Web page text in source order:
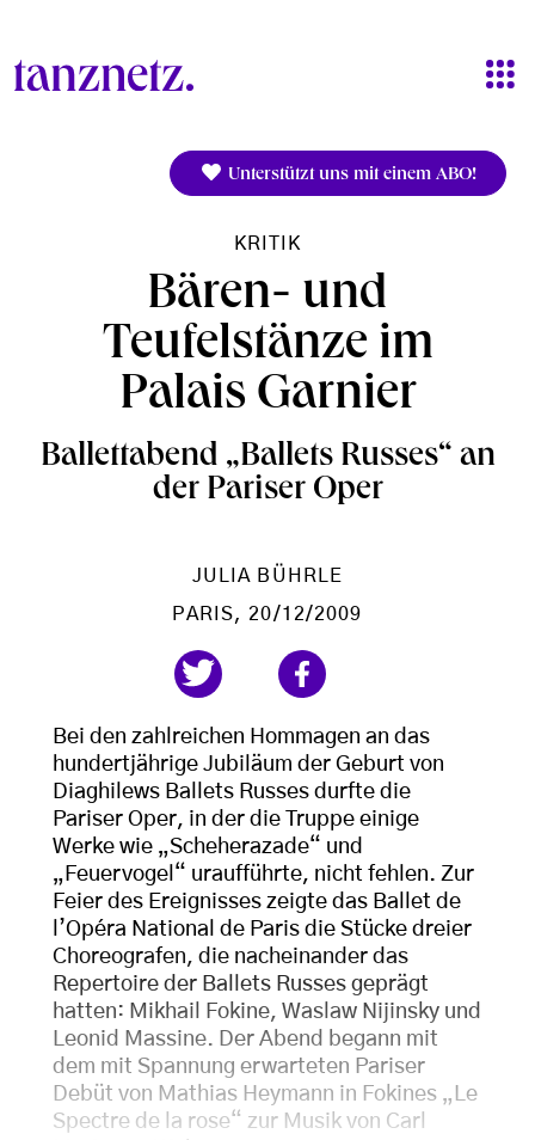
Unterstützt uns mit einem ABO!
KRITIK
Bären- und
Teufelstänze im
Palais Garnier
Ballettabend „Ballets Russes“ an
der Pariser Oper
JULIA BÜHRLE
PARIS, 20/12/2009
Bei den zahlreichen Hommagen an das
hundertjährige Jubiläum der Geburt von
Diaghilews Ballets Russes durfte die
Pariser Oper, in der die Truppe einige
Werke wie „Scheherazade“ und
„Feuervogel“ uraufführte, nicht fehlen. Zur
Feier des Ereignisses zeigte das Ballet de
l’Opéra National de Paris die Stücke dreier
Choreografen, die nacheinander das
Repertoire der Ballets Russes geprägt
hatten: Mikhail Fokine, Waslaw Nijinsky und
Leonid Massine. Der Abend begann mit
dem mit Spannung erwarteten Pariser
Debüt von Mathias Heymann in Fokines „Le
Spectre de la rose“ zur Musik von Carl